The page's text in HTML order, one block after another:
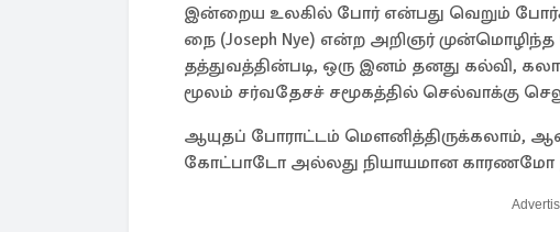
இன்றைய உலகில் போர் என்பது வெறும்
நை (Joseph Nye) என்ற அறிஞர்
தத்துவத்தின்படி, ஒரு இனம் தனது கல்வி,
மூலம் சர்வதேசச் சமூகத்தில் செல்வாக்கு
ஆயுதப் போராட்டம் மௌனித்திருக்கலாம்,
கோட்பாடோ அல்லது நியாயமான காரணமோ